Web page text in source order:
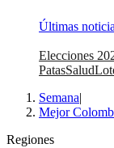
Últimas
Elecciones
PatasSalud
Semana|
Mejor
Regiones